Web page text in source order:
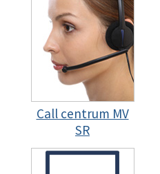
Call centrum MV
SR